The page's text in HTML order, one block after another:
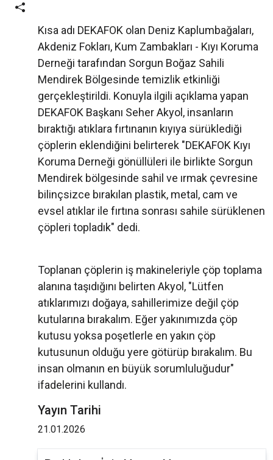
Kısa adı DEKAFOK olan Deniz Kaplumbağaları,
Akdeniz Fokları, Kum Zambakları - Kıyı Koruma
Derneği tarafından Sorgun Boğaz Sahili
Mendirek Bölgesinde temizlik etkinliği
gerçekleştirildi. Konuyla ilgili açıklama yapan
DEKAFOK Başkanı Seher Akyol, insanların
bıraktığı atıklara fırtınanın kıyıya sürüklediği
çöplerin eklendiğini belirterek "DEKAFOK Kıyı
Koruma Derneği gönüllüleri ile birlikte Sorgun
Mendirek bölgesinde sahil ve ırmak çevresine
bilinçsizce bırakılan plastik, metal, cam ve
evsel atıklar ile fırtına sonrası sahile sürüklenen
çöpleri topladık" dedi.
Toplanan çöplerin iş makineleriyle çöp toplama
alanına taşıdığını belirten Akyol, "Lütfen
atıklarımızı doğaya, sahillerimize değil çöp
kutularına bırakalım. Eğer yakınımızda çöp
kutusu yoksa poşetlerle en yakın çöp
kutusunun olduğu yere götürüp bırakalım. Bu
insan olmanın en büyük sorumluluğudur"
ifadelerini kullandı.
Yayın Tarihi
21.01.2026